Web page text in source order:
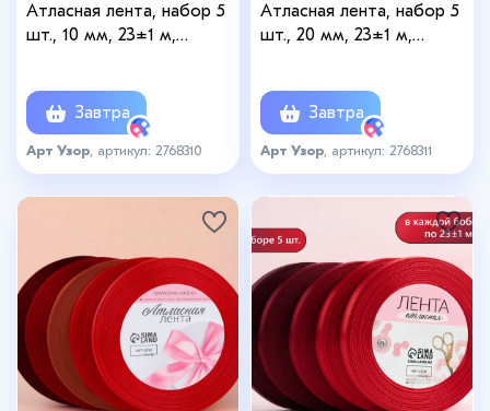
Атласная лента, набор 5
шт., 10 мм, 23±1 м,
Завтра
Арт Узор , артикул: 2768310
Атласная лента, набор 5
шт., 20 мм, 23±1 м,
Завтра
Арт Узор , артикул: 2768311